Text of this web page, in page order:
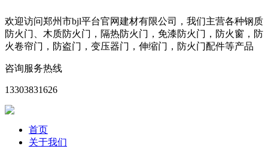
欢迎访问郑州市bjl平台官网建材有限公司，我们主营各种钢质
防火门、木质防火门，隔热防火门，免漆防火门，防火窗，防
火卷帘门，防盗门，变压器门，伸缩门，防火门配件等产品
咨询服务热线
13303831626
首页
关于我们